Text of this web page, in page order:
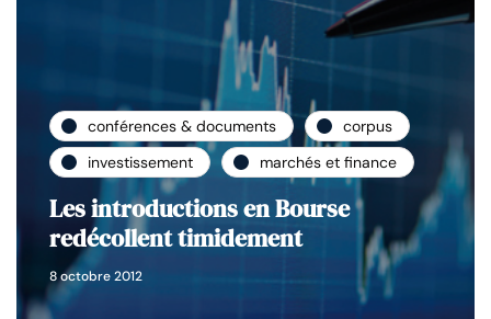
conférences & documents
corpus
investissement
marchés et finance
Les introductions en Bourse
redécollent timidement
8 octobre 2012